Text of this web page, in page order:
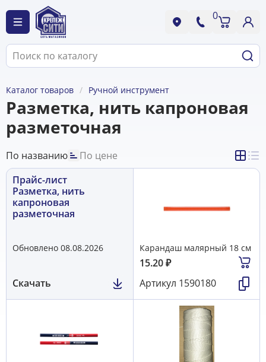
0
Каталог товаров Ручной инструмент
Разметка, нить капроновая
разметочная
По названию
По цене
Прайс-лист
Разметка, нить
капроновая
разметочная
Обновлено 08.08.2026
Скачать
Карандаш малярный 18 см
15.20₽
Артикул 1590180